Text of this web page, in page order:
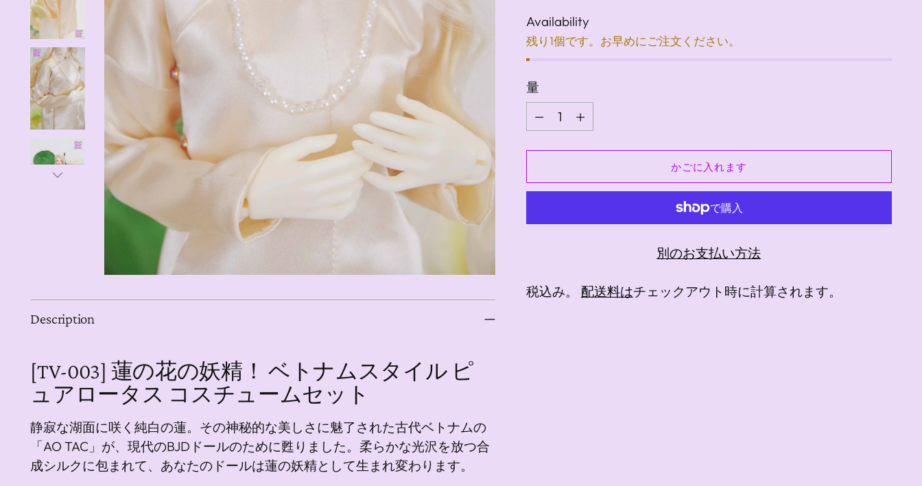
Description
[TV-003] 蓮の花の妖精！ ベトナムスタイル ピ
ュアロータス コスチュームセット
静寂な湖面に咲く純白の蓮。その神秘的な美しさに魅了された古代ベトナムの
「AO TAC」が、現代のBJDドールのために甦りました。柔らかな光沢を放つ合
成シルクに包まれて、あなたのドールは蓮の妖精として生まれ変わります。
Availability
残り1個です。お早めにご注文ください。
量
かごに入れます
別のお支払い方法
税込み。 配送料はチェックアウト時に計算されます。